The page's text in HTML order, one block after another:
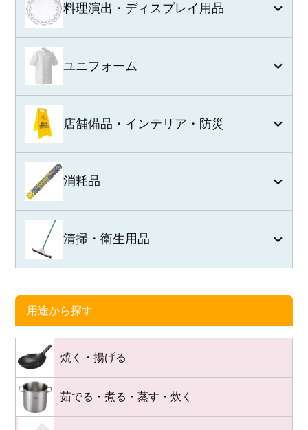
料理演出・ディスプレイ用品
ユニフォーム
店舗備品・インテリア・防災
消耗品
清掃・衛生用品
用途から探す
焼く・揚げる
茹でる・煮る・蒸す・炊く